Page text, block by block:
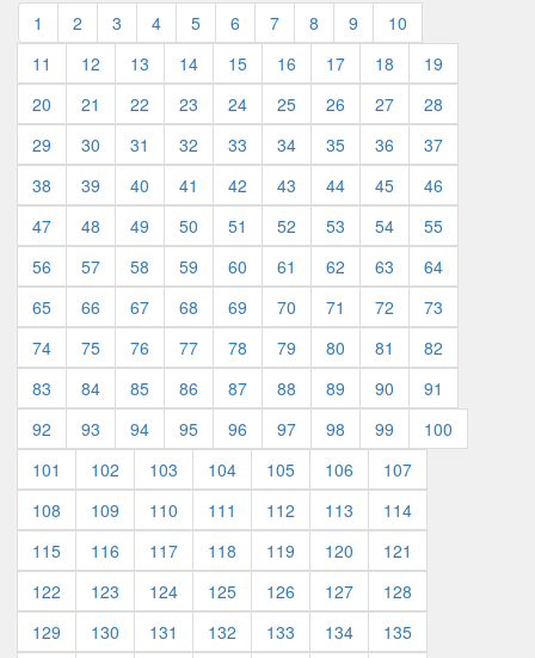
1 2 3 4 5 6 7 8 9
10
11
12 13 14 15 16 17 18
19
20
21 22 23 24 25 26 27
28
29
30 31 32 33 34 35 36
37
38
39 40 41 42 43 44 45
46
47
48 49 50 51 52 53 54
55
56
57 58 59 60 61 62 63
64
65
66 67 68 69 70 71 72
73
74
75 76 77 78 79 80 81
82
83
84 85 86 87 88 89 90
91
92
93 94 95 96 97 98 99
100
101
102 103 104 105 106
107
108
109 110 111 112 113
114
115
116 117 118 119 120
121
122
123 124 125 126 127
128
129
130 131 132 133 134
135